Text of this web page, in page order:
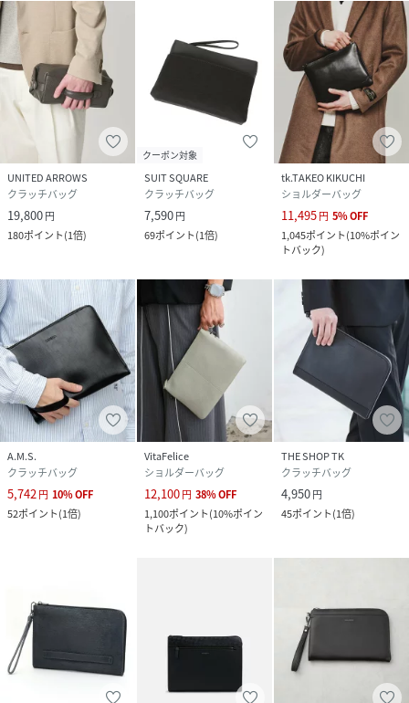
UNITED ARROWS
クラッチバッグ
19,800円
180ポイント(1倍)
クーポン対象
SUIT SQUARE
クラッチバッグ
7,590円
69ポイント(1倍)
tk.TAKEO KIKUCHI
ショルダーバッグ
11,495円 5%OFF
1,045ポイント(10%ポイン
トバック)
A.M.S.
クラッチバッグ
5,742 円 10%OFF
52ポイント(1倍)
VitaFelice
ショルダーバッグ
12,100円 38%OFF
1,100ポイント(10%ポイン
トバック)
THE SHOP TK
クラッチバッグ
4,950円
45ポイント(1倍)